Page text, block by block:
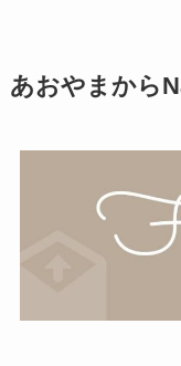
あおやまから